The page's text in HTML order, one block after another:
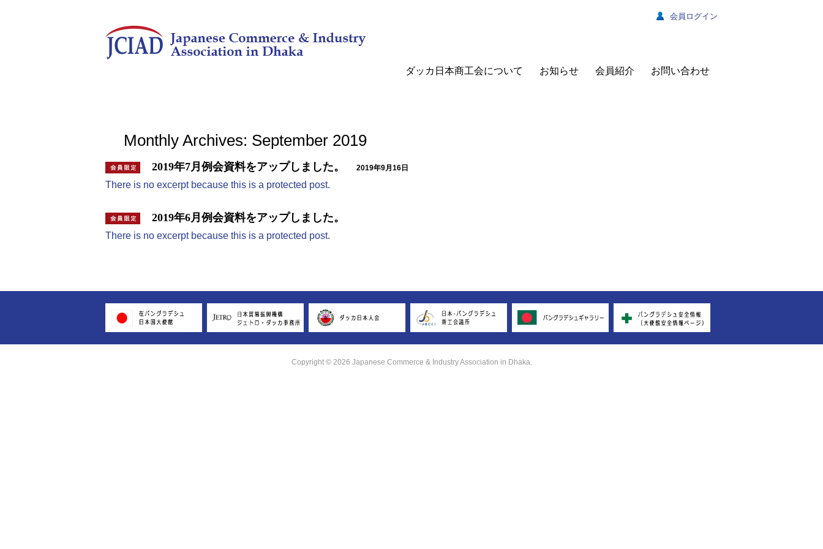
会員ログイン
ダッカ日本商工会について お知らせ 会員紹介 お問い合わせ
Monthly Archives: September 2019
2019年7月例会資料をアップしました。 2019年9月16日
There is no excerpt because this is a protected post.
2019年6月例会資料をアップしました。
There is no excerpt because this is a protected post.
Copyright © 2026 Japanese Commerce & Industry Association in Dhaka.